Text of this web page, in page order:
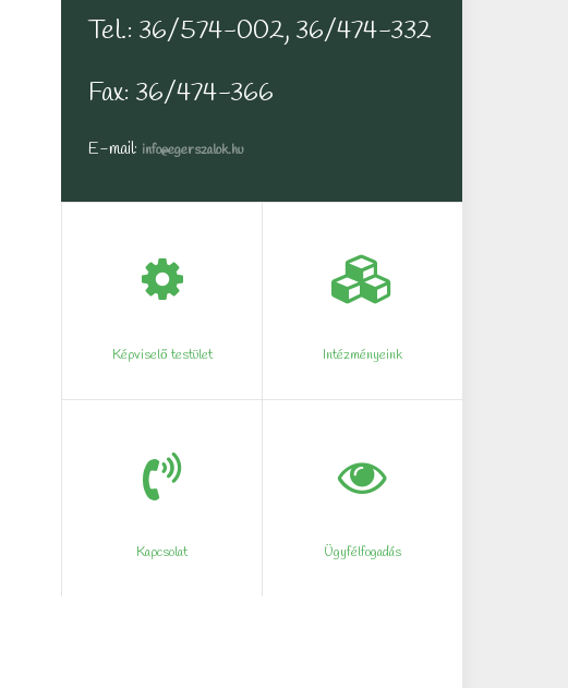
Tel.: 36/574-002, 36/474-332
Fax: 36/474-366
E-mail: info@egerszalok.hu
Képviselő testület Intézményeink
Kapcsolat Ügyfélfogadás